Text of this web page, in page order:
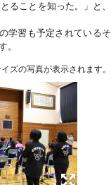
ることを知った。」と、
学習も予定されているそ
。
ズの写真が表示されます。